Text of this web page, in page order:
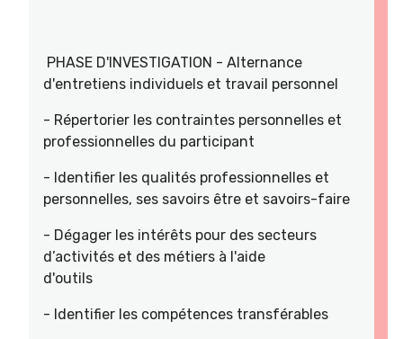
PHASE D'INVESTIGATION - Alternance
d'entretiens individuels et travail personnel
- Répertorier les contraintes personnelles et
professionnelles du participant
- Identifier les qualités professionnelles et
personnelles, ses savoirs être et savoirs-faire
- Dégager les intérêts pour des secteurs
d’activités et des métiers à l'aide
d'outils
- Identifier les compétences transférables